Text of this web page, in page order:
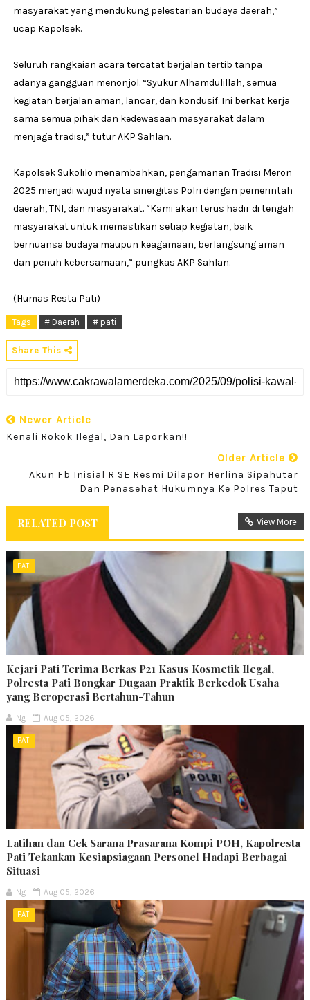
masyarakat yang mendukung pelestarian budaya daerah,”
ucap Kapolsek.
Seluruh rangkaian acara tercatat berjalan tertib tanpa
adanya gangguan menonjol. “Syukur Alhamdulillah, semua
kegiatan berjalan aman, lancar, dan kondusif. Ini berkat kerja
sama semua pihak dan kedewasaan masyarakat dalam
menjaga tradisi,” tutur AKP Sahlan.
Kapolsek Sukolilo menambahkan, pengamanan Tradisi Meron
2025 menjadi wujud nyata sinergitas Polri dengan pemerintah
daerah, TNI, dan masyarakat. “Kami akan terus hadir di tengah
masyarakat untuk memastikan setiap kegiatan, baik
bernuansa budaya maupun keagamaan, berlangsung aman
dan penuh kebersamaan,” pungkas AKP Sahlan.
(Humas Resta Pati)
Tags # Daerah # pati
Share This
Newer Article
Kenali Rokok Ilegal, Dan Laporkan!!
Older Article
Akun Fb Inisial R SE Resmi Dilapor Herlina Sipahutar
Dan Penasehat Hukumnya Ke Polres Taput
RELATED POST View More
PATI
Kejari Pati Terima Berkas P21 Kasus Kosmetik Ilegal,
Polresta Pati Bongkar Dugaan Praktik Berkedok Usaha
yang Beroperasi Bertahun-Tahun
Ng Aug 05, 2026
PATI
Latihan dan Cek Sarana Prasarana Kompi POH, Kapolresta
Pati Tekankan Kesiapsiagaan Personel Hadapi Berbagai
Situasi
Ng Aug 05, 2026
PATI